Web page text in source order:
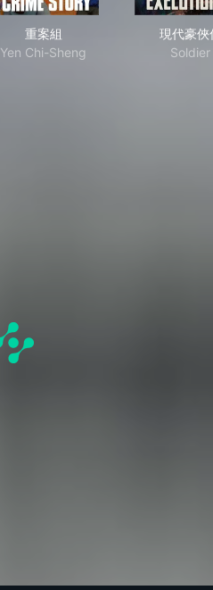
重案組
Yen Chi-Sheng
現代豪俠
Soldier